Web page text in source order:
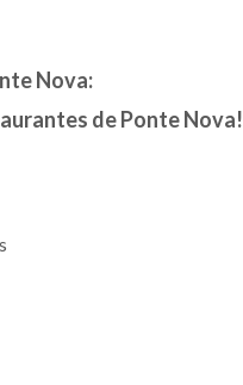
Nova:
de Ponte Nova!